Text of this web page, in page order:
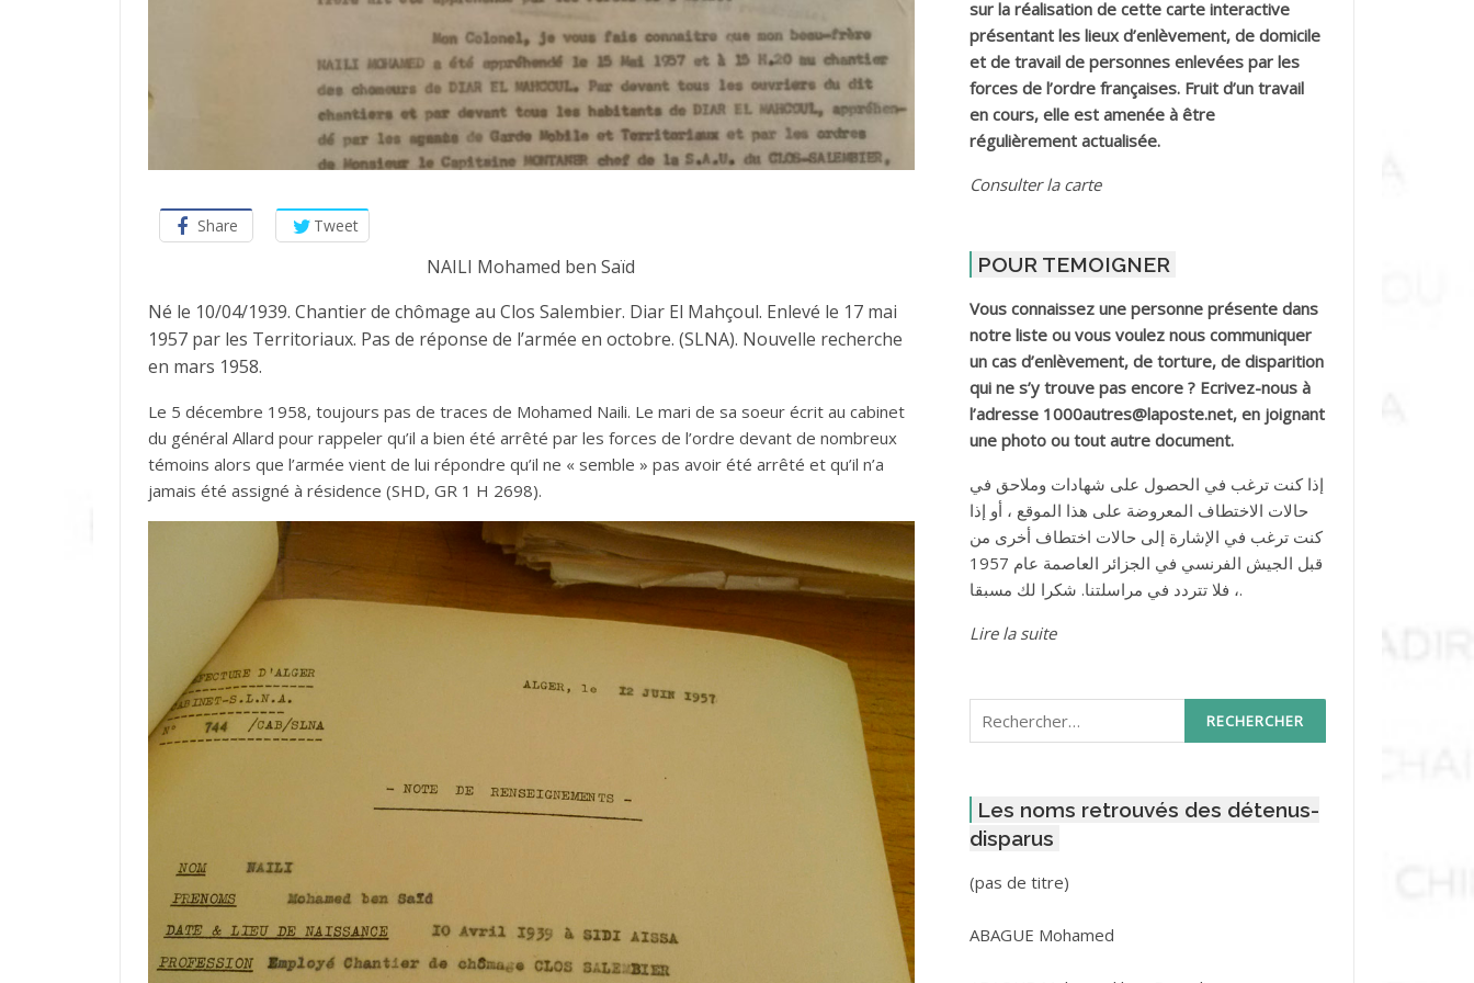
Share Tweet
NAILI Mohamed ben Saïd
Né le 10/04/1939. Chantier de chômage au Clos Salembier. Diar El Mahçoul. Enlevé le 17 mai
1957 par les Territoriaux. Pas de réponse de l’armée en octobre. (SLNA). Nouvelle recherche
en mars 1958.
Le 5 décembre 1958, toujours pas de traces de Mohamed Naili. Le mari de sa soeur écrit au cabinet
du général Allard pour rappeler qu’il a bien été arrêté par les forces de l’ordre devant de nombreux
témoins alors que l’armée vient de lui répondre qu’il ne « semble » pas avoir été arrêté et qu’il n’a
jamais été assigné à résidence (SHD, GR 1 H 2698).
sur la réalisation de cette carte interactive
présentant les lieux d’enlèvement, de domicile
et de travail de personnes enlevées par les
forces de l’ordre françaises. Fruit d’un travail
en cours, elle est amenée à être
régulièrement actualisée.
Consulter la carte
POUR TEMOIGNER
Vous connaissez une personne présente dans
notre liste ou vous voulez nous communiquer
un cas d’enlèvement, de torture, de disparition
qui ne s’y trouve pas encore ? Ecrivez-nous à
l’adresse 1000autres@laposte.net, en joignant
une photo ou tout autre document.
إذا كنت ترغب في الحصول على شهادات وملاحق في
حالات الاختطاف المعروضة على هذا الموقع ، أو إذا
كنت ترغب في الإشارة إلى حالات اختطاف أخرى من
قبل الجيش الفرنسي في الجزائر العاصمة عام 1957
، فلا تتردد في مراسلتنا. شكرا لك مسبقا.
Lire la suite
Rechercher :
Les noms retrouvés des détenus-
disparus
(pas de titre)Post
3416
ABAGUE Mohamed